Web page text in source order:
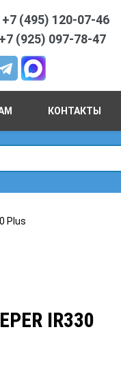
+7 (495) 120-07-46
+7 (925) 097-78-47
КОНТАКТЫ
Plus
IR330